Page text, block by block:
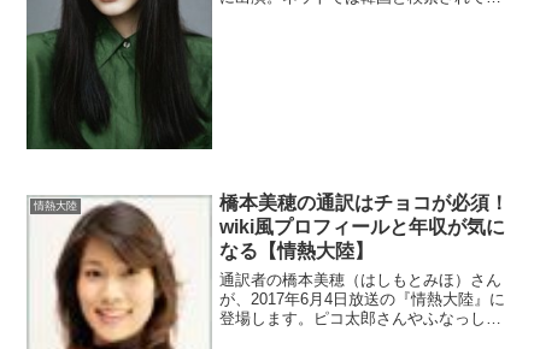
情熱大陸
橋本美穂の通訳はチョコが必須！
wiki風プロフィールと年収が気に
なる【情熱大陸】
通訳者の橋本美穂（はしもとみほ）さん
が、2017年6月4日放送の『情熱大陸』に
登場します。ピコ太郎さんやふなっしー